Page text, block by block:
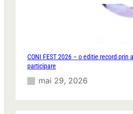
CONI FEST 2026 – o editie record prin
participare
mai 29, 2026